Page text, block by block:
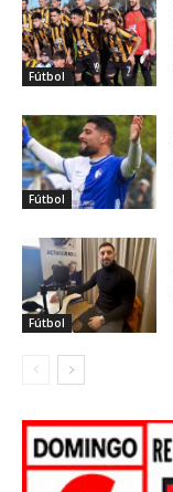
Fútbol
Fútbol
Fútbol